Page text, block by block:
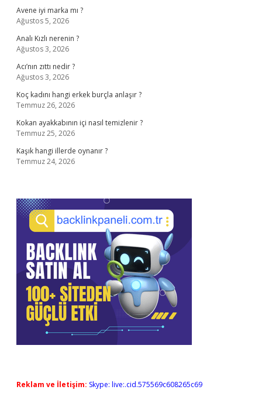
Avene iyi marka mı ?
Ağustos 5, 2026
Analı Kızlı nerenin ?
Ağustos 3, 2026
Acı’nın zıttı nedir ?
Ağustos 3, 2026
Koç kadını hangi erkek burçla anlaşır ?
Temmuz 26, 2026
Kokan ayakkabının içi nasıl temizlenir ?
Temmuz 25, 2026
Kaşık hangi illerde oynanır ?
Temmuz 24, 2026
Reklam ve İletişim: Skype: live:.cid.575569c608265c69